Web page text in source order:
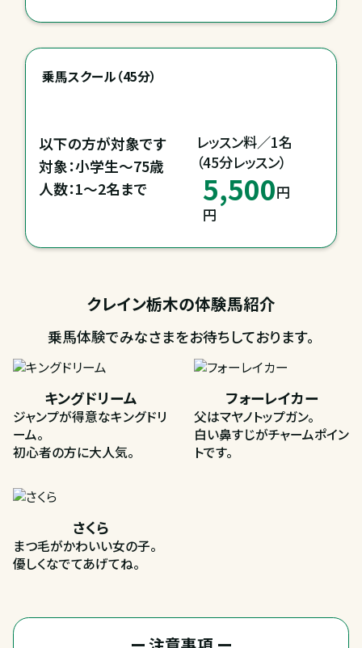
乗馬スクール（45分）
以下の方が対象です
対象：小学生～75歳
人数：1～2名まで
レッスン料／1名
（45分レッスン）
5,500円
円
クレイン栃木の体験馬紹介
乗馬体験でみなさまをお待ちしております。
キングドリーム
ジャンプが得意なキングドリ
ーム。
初心者の方に大人気。
フォーレイカー
父はマヤノトップガン。
白い鼻すじがチャームポイン
トです。
さくら
まつ毛がかわいい女の子。
優しくなでてあげてね。